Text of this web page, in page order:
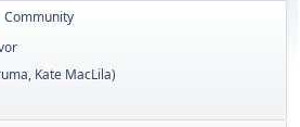
Community
, Kate MacLila)